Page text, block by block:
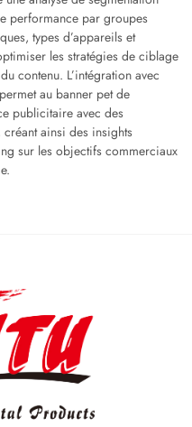
performance par groupes
types d’appareils et
les stratégies de ciblage
contenu. L’intégration avec
au banner pet de
publicitaire avec des
ainsi des insights
sur les objectifs commerciaux